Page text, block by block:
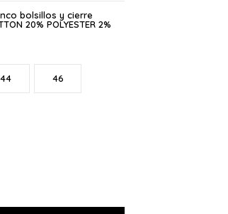
bolsillos y cierre
20% POLYESTER 2%
44 46